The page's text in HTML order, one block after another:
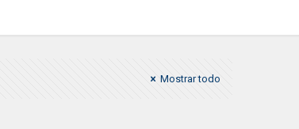
Mostrar todo